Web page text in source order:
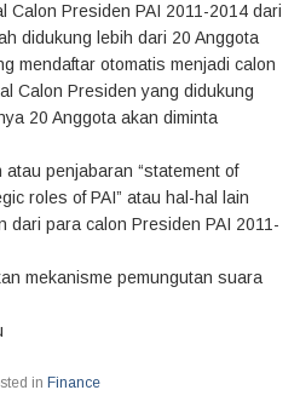
Calon Presiden PAI 2011-2014 dari
didukung lebih dari 20 Anggota
mendaftar otomatis menjadi calon
Calon Presiden yang didukung
20 Anggota akan diminta
penjabaran “statement of
roles of PAI” atau hal-hal lain
dari para calon Presiden PAI 2011-
mekanisme pemungutan suara
in Finance